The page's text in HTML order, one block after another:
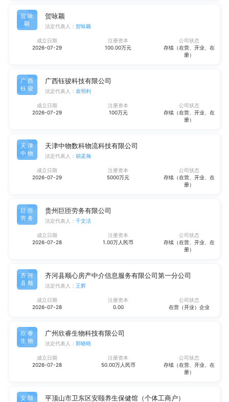
贺咏
颖
贺咏颖
法定代表人： 贺咏颖
成立日期
2026-07-29
注册资本
100.00万元
公司状态
存续（在营、开业、在
册）
广西
钰骏
广西钰骏科技有限公司
法定代表人： 袁明利
成立日期
2026-07-29
注册资本
100万元
公司状态
存续（在营、开业、在
册）
天津
中物
天津中物数科物流科技有限公司
法定代表人： 胡孟瀚
成立日期
2026-07-29
注册资本
5000万元
公司状态
存续（在营、开业、在
册）
巨匝
劳务
贵州巨匝劳务有限公司
法定代表人： 干文洁
成立日期
2026-07-28
注册资本
1.00万人民币
公司状态
存续（在营、开业、在
册）
齐河
县顺
齐河县顺心房产中介信息服务有限公司第一分公司
法定代表人： 王辉
成立日期
2026-07-28
注册资本
0.00
公司状态
在营（开业）企业
欣睿
生物
广州欣睿生物科技有限公司
法定代表人： 郭晓晴
成立日期
2026-07-28
注册资本
50.00万人民币
公司状态
存续（在营、开业、在
册）
安颐 平顶山市卫东区安颐养生保健馆（个体工商户）